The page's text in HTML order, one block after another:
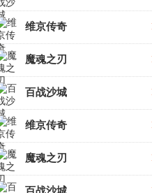
维京传奇
魔魂之刃
百战沙城
维京传奇
魔魂之刃